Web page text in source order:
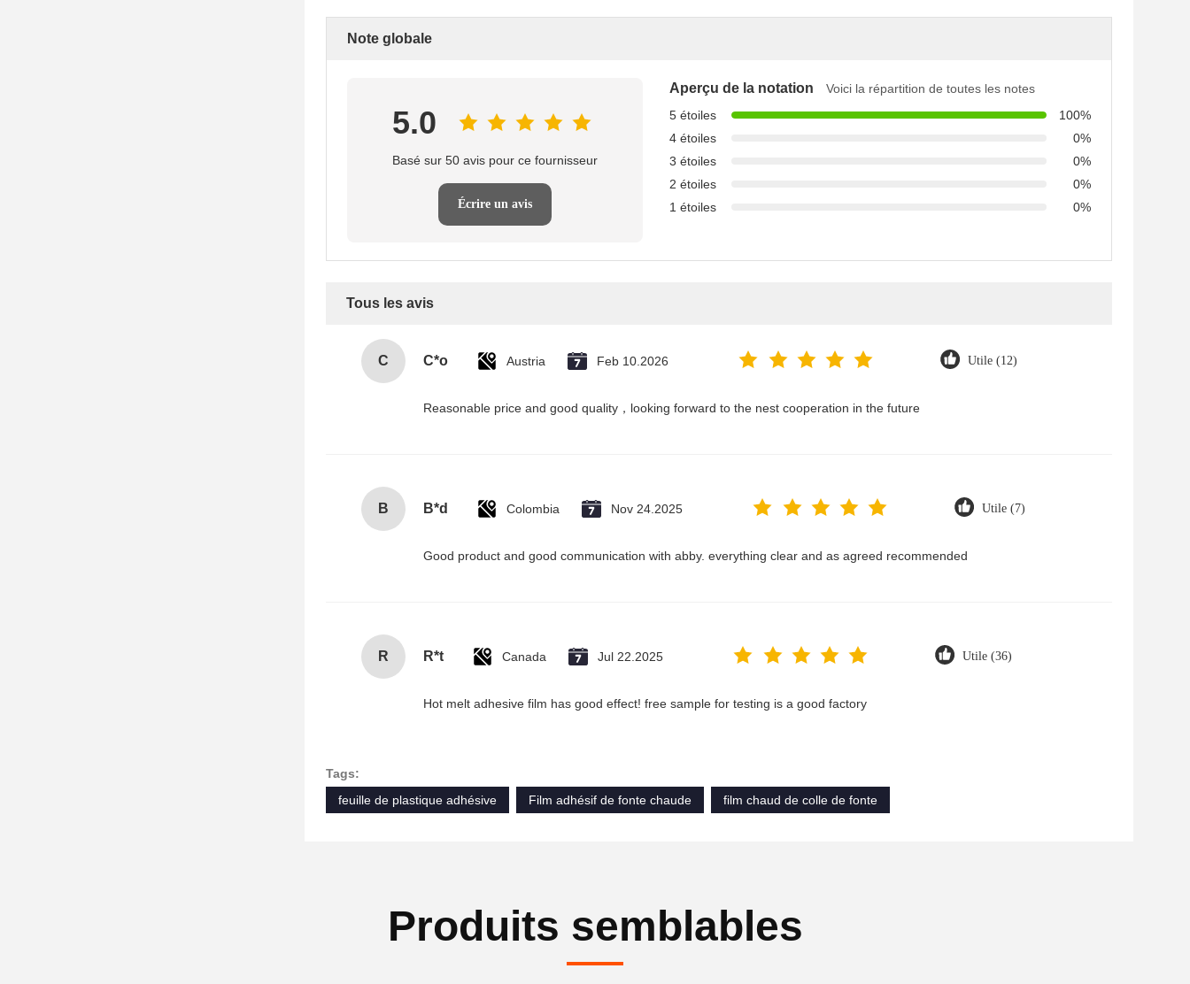
Note globale
5.0
Basé sur 50 avis pour ce fournisseur
Écrire un avis
Aperçu de la notation
Voici la répartition de toutes les notes
5 étoiles
100%
4 étoiles
0%
3 étoiles
0%
2 étoiles
0%
1 étoiles
0%
Tous les avis
C C*o Austria Feb 10.2026 Utile (12)
Reasonable price and good quality，looking forward to the nest cooperation in the future
B B*d Colombia Nov 24.2025 Utile (7)
Good product and good communication with abby. everything clear and as agreed recommended
R R*t Canada Jul 22.2025 Utile (36)
Hot melt adhesive film has good effect! free sample for testing is a good factory
Tags:
feuille de plastique adhésive
Film adhésif de fonte chaude film chaud de colle de fonte
Produits semblables